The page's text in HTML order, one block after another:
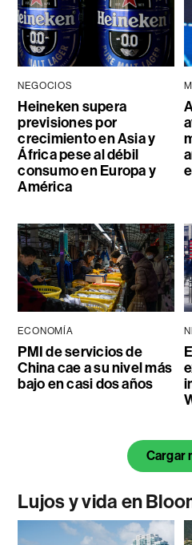
NEGOCIOS
Heineken supera
previsiones por
crecimiento en Asia y
África pese al débil
consumo en Europa y
América
ECONOMÍA
PMI de servicios de
China cae a su nivel más
bajo en casi dos años
Cargar
Lujos y vida en